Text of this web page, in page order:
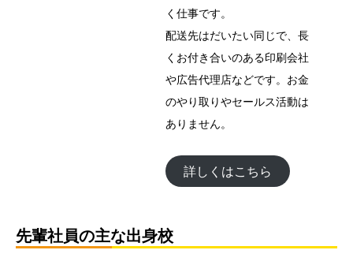
く仕事です。
配送先はだいたい同じで、長
くお付き合いのある印刷会社
や広告代理店などです。お金
のやり取りやセールス活動は
ありません。
詳しくはこちら
先輩社員の主な出身校